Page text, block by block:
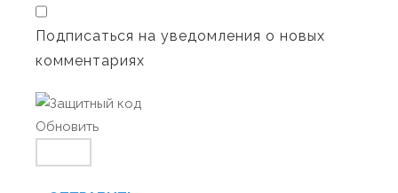
Подписаться на уведомления о новых
комментариях
Обновить